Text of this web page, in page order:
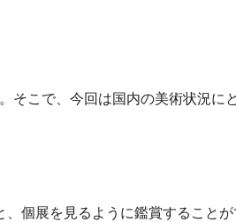
そこで、今回は国内の美術状況に
個展を見るように鑑賞することが